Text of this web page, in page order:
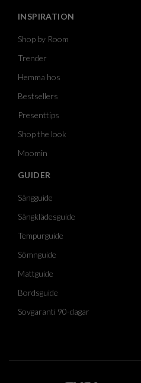
INSPIRATION
Shop by Room
Trender
Hemma hos
Bestsellers
Presenttips
Shop the look
Moomin
GUIDER
Sängguide
Sängklädesguide
Tempurguide
Sömnguide
Mattguide
Bordsguide
Sovgaranti 90-dagar